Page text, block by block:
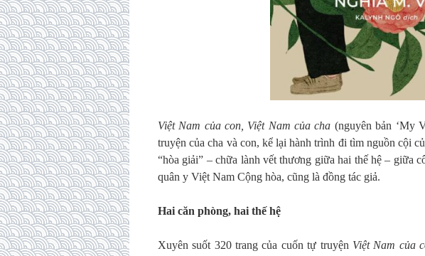
Việt Nam của con, Việt Nam của cha (nguyên bản ‘My
truyện của cha và con, kể lại hành trình đi tìm nguồn cội
“hòa giải” – chữa lành vết thương giữa hai thế hệ – giữa
quân y Việt Nam Cộng hòa, cũng là đồng tác giả.
Hai căn phòng, hai thế hệ
Xuyên suốt 320 trang của cuốn tự truyện Việt Nam của